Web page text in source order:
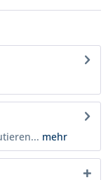
mehr